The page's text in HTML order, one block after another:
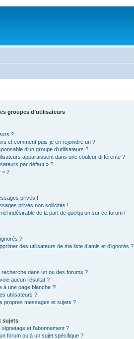
groupes d’utilisateurs
?
et comment puis-je en rejoindre un ?
d’un groupe d’utilisateurs ?
apparaissent dans une couleur différente ?
par défaut » ?
» ?
privés !
privés non sollicités !
indésirable de la part de quelqu’un sur ce forum !
?
des utilisateurs de ma liste d’amis et d’ignorés ?
dans un ou des forums ?
aucun résultat ?
à une page blanche ?!
utilisateurs ?
propres messages et sujets ?
sujets
et l’abonnement ?
forum ou à un sujet spécifique ?